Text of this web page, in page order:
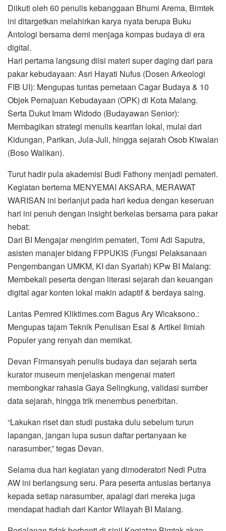
Diikuti oleh 60 penulis kebanggaan Bhumi Arema, Bimtek
ini ditargetkan melahirkan karya nyata berupa Buku
Antologi bersama demi menjaga kompas budaya di era
digital.
Hari pertama langsung diisi materi super daging dari para
pakar kebudayaan: Asri Hayati Nufus (Dosen Arkeologi
FIB UI): Mengupas tuntas pemetaan Cagar Budaya & 10
Objek Pemajuan Kebudayaan (OPK) di Kota Malang.
Serta Dukut Imam Widodo (Budayawan Senior):
Membagikan strategi menulis kearifan lokal, mulai dari
Kidungan, Parikan, Jula-Juli, hingga sejarah Osob Kiwalan
(Boso Walikan).
Turut hadir pula akademisi Budi Fathony menjadi pemateri.
Kegiatan bertema MENYEMAI AKSARA, MERAWAT
WARISAN ​ini berlanjut pada hari kedua dengan keseruan
hari ini penuh dengan insight berkelas bersama para pakar
hebat:
​Dari BI Mengajar mengirim pemateri, Tomi Adi Saputra,
asisten manajer bidang FPPUKIS (Fungsi Pelaksanaan
Pengembangan UMKM, KI dan Syariah) KPw BI Malang:
Membekali peserta dengan literasi sejarah dan keuangan
digital agar konten lokal makin adaptif & berdaya saing.
​Lantas Pemred Kliktimes.com Bagus Ary Wicaksono.:
Mengupas tajam Teknik Penulisan Esai & Artikel Ilmiah
Populer yang renyah dan memikat.
​Devan Firmansyah penulis budaya dan sejarah serta
kurator museum menjelaskan mengenai materi
membongkar rahasia Gaya Selingkung, validasi sumber
data sejarah, hingga trik menembus penerbitan. ​ ​
“Lakukan riset dan studi pustaka dulu sebelum turun
lapangan, jangan lupa susun daftar pertanyaan ke
narasumber,” tegas Devan.
Selama dua hari kegiatan yang dimoderatori Nedi Putra
AW ini berlangsung seru. Para peserta antusias bertanya
kepada setiap narasumber, apalagi dari mereka juga
mendapat hadiah dari Kantor Wilayah BI Malang.